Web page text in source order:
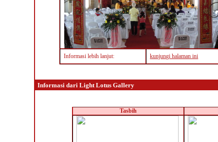
Informasi lebih lanjut: kunjungi halaman ini
Informasi dari Light Lotus Gallery
Tasbih